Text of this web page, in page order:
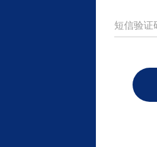
短信验证